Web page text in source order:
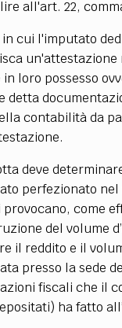
all'art. 22,
in cui l'imputato
loro possesso
detta
contabilità da
deve
perfezionato
come
del volume
il reddito e il
presso la sede
fiscali che il
ha fatto